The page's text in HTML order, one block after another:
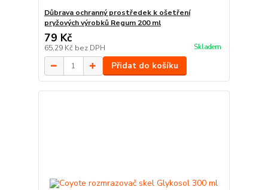
Důbrava ochranný prostředek k ošetření
pryžových výrobků Regum 200 ml
79 Kč
65,29 Kč bez DPH Skladem
Přidat do košíku